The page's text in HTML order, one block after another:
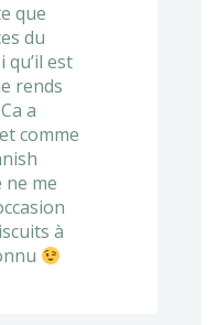
que
du
est
rends
a
comme
me
à